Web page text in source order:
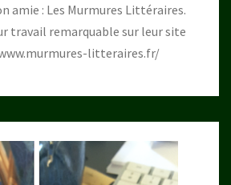
amie : Les Murmures Littéraires.
travail remarquable sur leur site
litteraires.fr/